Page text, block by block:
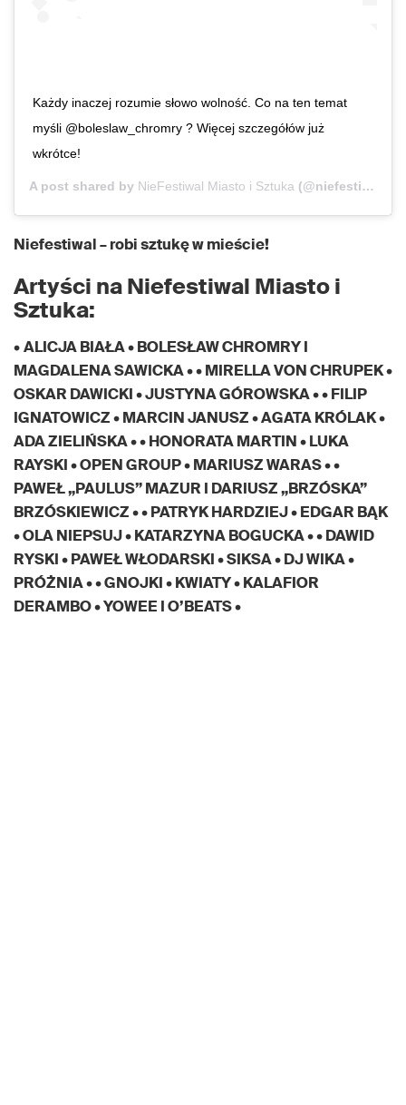
Każdy inaczej rozumie słowo wolność. Co na ten temat
myśli @boleslaw_chromry ? Więcej szczegółów już
wkrótce!
A post shared by NieFestiwal Miasto i Sztuka (@niefestiwal) on
Niefestiwal – robi sztukę w mieście!
Artyści na Niefestiwal Miasto i
Sztuka:
•ALICJA BIAŁA • BOLESŁAW CHROMRY I
MAGDALENA SAWICKA • • MIRELLA VON CHRUPEK •
OSKAR DAWICKI • JUSTYNA GÓROWSKA • • FILIP
IGNATOWICZ • MARCIN JANUSZ • AGATA KRÓLAK •
ADA ZIELIŃSKA • • HONORATA MARTIN • LUKA
RAYSKI • OPEN GROUP • MARIUSZ WARAS • •
PAWEŁ „PAULUS” MAZUR I DARIUSZ „BRZÓSKA”
BRZÓSKIEWICZ • • PATRYK HARDZIEJ • EDGAR BĄK
• OLA NIEPSUJ • KATARZYNA BOGUCKA • • DAWID
RYSKI • PAWEŁ WŁODARSKI • SIKSA • DJ WIKA •
PRÓŻNIA • • GNOJKI • KWIATY • KALAFIOR
DERAMBO • YOWEE I O’BEATS •